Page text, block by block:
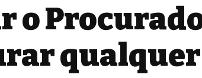
o
qualquer